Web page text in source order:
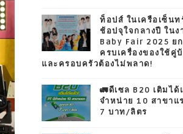
ท็อปส์ ในเครือเซ็นท
ช้อปจุใจกลางปี ในง
Baby Fair 2025 ย
ครบเครื่องของใช้คู่
และครอบครัวต้องไม่พลาด!
🚛ดีเซล B20 เติมได้
จำหน่าย 10 สาขาแ
7 บาท/ลิตร